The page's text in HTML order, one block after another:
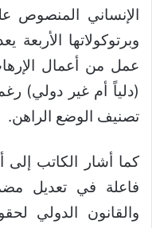
الإنساني المنصوص
وبرتوكولاتها
عمل من أعمال
(دلياً أم غير دولي)
تصنيف الوضع الراهن.
كما أشار الكاتب إلى
فاعلة في تعديل
والقانون الدولي